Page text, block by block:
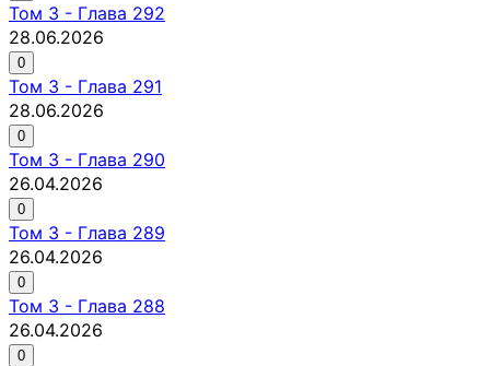
Том 3 - Глава 292
28.06.2026
0
Том 3 - Глава 291
28.06.2026
0
Том 3 - Глава 290
26.04.2026
0
Том 3 - Глава 289
26.04.2026
0
Том 3 - Глава 288
26.04.2026
0